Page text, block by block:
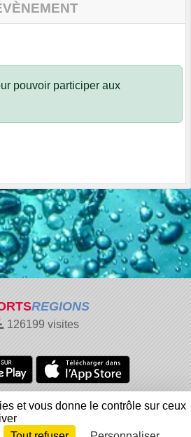
pouvoir participer aux
REGIONS
126199 visites
Gestion des cookies
Signaler un contenu inapproprié
et vous donne le contrôle sur ceux